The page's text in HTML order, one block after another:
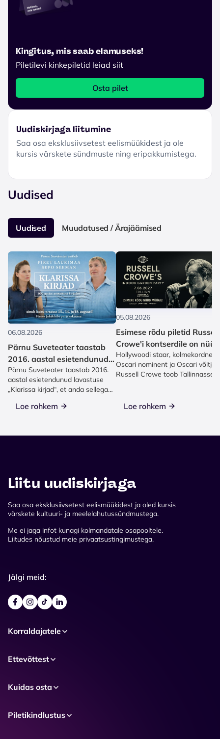
Kingitus, mis saab elamuseks!
Piletilevi kinkepiletid leiad siit
Osta pilet
Uudiskirjaga liitumine
Saa osa eksklusiivsetest eelismüükidest ja ole
kursis värskete sündmuste ning eripakkumistega.
Uudised
Uudised Muudatused / Ärajäämised
06.08.2026
Pärnu Suveteater taastab
2016. aastal esietendunud
lavastuse „Klarissa kirjad“
Pärnu Suveteater taastab 2016.
aastal esietendunud lavastuse
„Klarissa kirjad“, et anda sellega
Loe rohkem
05.08.2026
Esimese rõdu piletid Russell
Crowe'i kontserdile on nüüd
müügis!
Hollywoodi staar, kolmekordne
Oscari nominent ja Oscari võitja
Russell Crowe toob Tallinnasse
Loe rohkem
Liitu uudiskirjaga
Saa osa eksklusiivsetest eelismüükidest ja oled kursis
värskete kultuuri- ja meelelahutussündmustega.
Me ei jaga infot kunagi kolmandatale osapooltele.
Liitudes nõustud meie privaatsustingimustega.
Jälgi meid:
Korraldajatele
Ettevõttest
Kuidas osta
Piletikindlustus